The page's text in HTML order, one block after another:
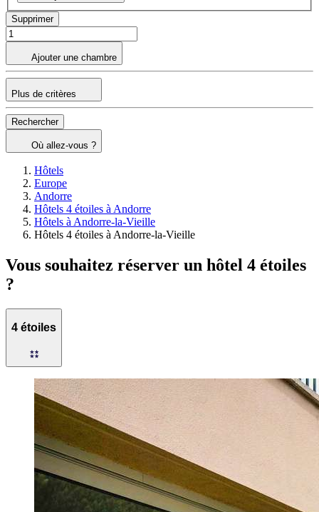
Supprimer
Ajouter une chambre
Plus de critères
Rechercher
Où allez-vous ?
Hôtels
Europe
Andorre
Hôtels 4 étoiles à Andorre
Hôtels à Andorre-la-Vieille
Hôtels 4 étoiles à Andorre-la-Vieille
Vous souhaitez réserver un hôtel 4 étoiles
?
4 étoiles